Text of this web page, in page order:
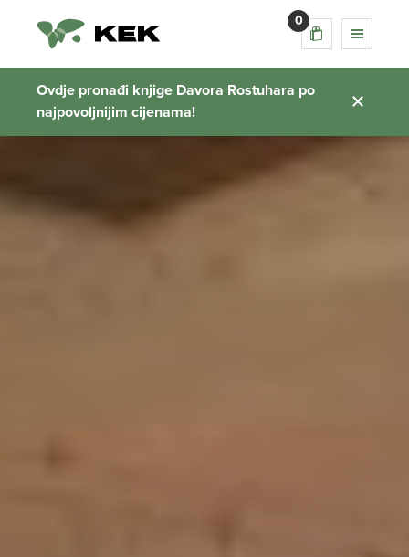
0
Ovdje pronađi knjige Davora Rostuhara po
najpovoljnijim cijenama!